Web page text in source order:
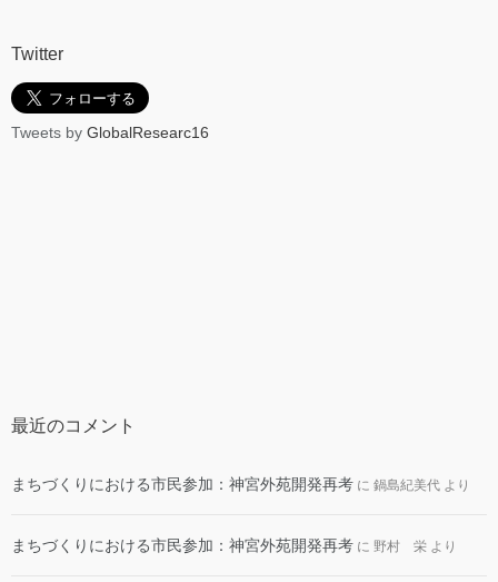
Twitter
Tweets by GlobalResearc16
最近のコメント
まちづくりにおける市民参加：神宮外苑開発再考 に 鍋島紀美代 より
まちづくりにおける市民参加：神宮外苑開発再考 に 野村 栄 より